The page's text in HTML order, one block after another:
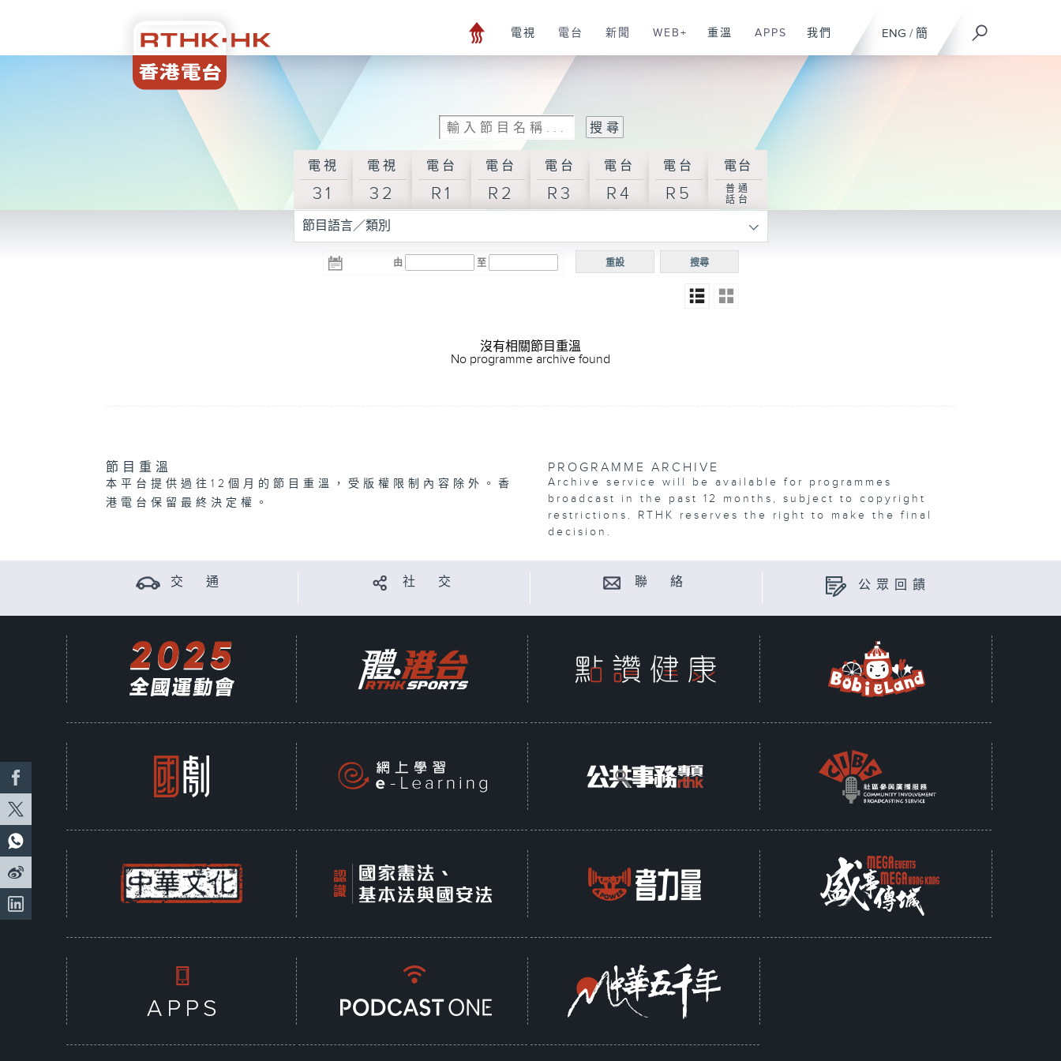
ENG / 簡
電視 電台 新聞 WEB+ 重溫 APPS 我們
電視
31
電視
32
電台
R1
電台
R2
電台
R3
電台
R4
電台
R5
電台
普通
話台
節目語言／類別
由 至 搜尋
重設
沒有相關節目重溫
No programme archive found
節目重溫
本平台提供過往12個月的節目重溫，受版權限制內容除外。香
港電台保留最終決定權。
PROGRAMME ARCHIVE
Archive service will be available for programmes
broadcast in the past 12 months, subject to copyright
restrictions. RTHK reserves the right to make the final
decision.
交 通 社 交 聯 絡 公眾回饋